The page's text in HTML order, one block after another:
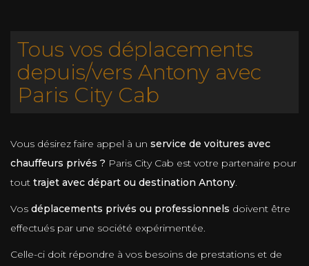
Tous vos déplacements
depuis/vers Antony avec
Paris City Cab
Vous désirez faire appel à un service de voitures avec
chauffeurs privés ? Paris City Cab est votre partenaire pour
tout trajet avec départ ou destination Antony.
Vos déplacements privés ou professionnels doivent être
effectués par une société expérimentée.
Celle-ci doit répondre à vos besoins de prestations et de